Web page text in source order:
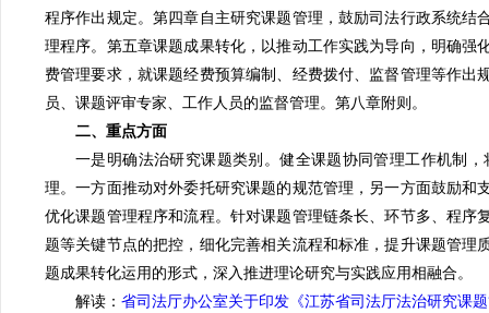
程序作出规定。第四章自主研究课题管理，鼓励司法行政系统
理程序。第五章课题成果转化，以推动工作实践为导向，明确
费管理要求，就课题经费预算编制、经费拨付、监督管理等作
员、课题评审专家、工作人员的监督管理。第八章附则。
二、重点方面
一是明确法治研究课题类别。健全课题协同管理工作机制
理。一方面推动对外委托研究课题的规范管理，另一方面鼓励
优化课题管理程序和流程。针对课题管理链条长、环节多、程
题等关键节点的把控，细化完善相关流程和标准，提升课题管
题成果转化运用的形式，深入推进理论研究与实践应用相融合。
解读： 省司法厅办公室关于印发《江苏省司法厅法治研究课